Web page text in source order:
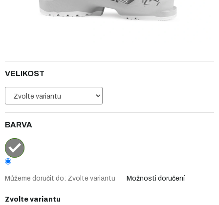
Zvolte variantu
VELIKOST
BARVA
Můžeme doručit do: Zvolte variantu Možnosti doručení